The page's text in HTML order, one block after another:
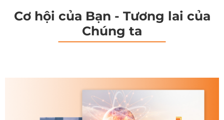
Cơ hội của Bạn - Tương lai của
Chúng ta